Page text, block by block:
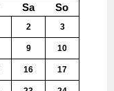
Sa So
2 3
9 10
16 17